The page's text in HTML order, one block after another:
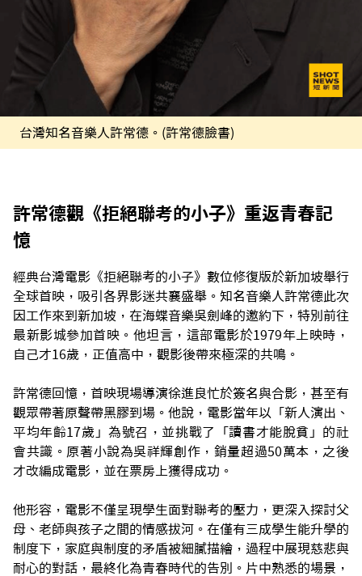
台灣知名音樂人許常德。(許常德臉書)
許常德觀《拒絕聯考的小子》重返青春記
憶
經典台灣電影《拒絕聯考的小子》數位修復版於新加坡舉行
全球首映，吸引各界影迷共襄盛舉。知名音樂人許常德此次
因工作來到新加坡，在海蝶音樂吳劍峰的邀約下，特別前往
最新影城參加首映。他坦言，這部電影於1979年上映時，
自己才16歲，正值高中，觀影後帶來極深的共鳴。
許常德回憶，首映現場導演徐進良忙於簽名與合影，甚至有
觀眾帶著原聲帶黑膠到場。他說，電影當年以「新人演出、
平均年齡17歲」為號召，並挑戰了「讀書才能脫貧」的社
會共識。原著小說為吳祥輝創作，銷量超過50萬本，之後
才改編成電影，並在票房上獲得成功。
他形容，電影不僅呈現學生面對聯考的壓力，更深入探討父
母、老師與孩子之間的情感拔河。在僅有三成學生能升學的
制度下，家庭與制度的矛盾被細膩描繪，過程中展現慈悲與
耐心的對話，最終化為青春時代的告別。片中熟悉的場景，